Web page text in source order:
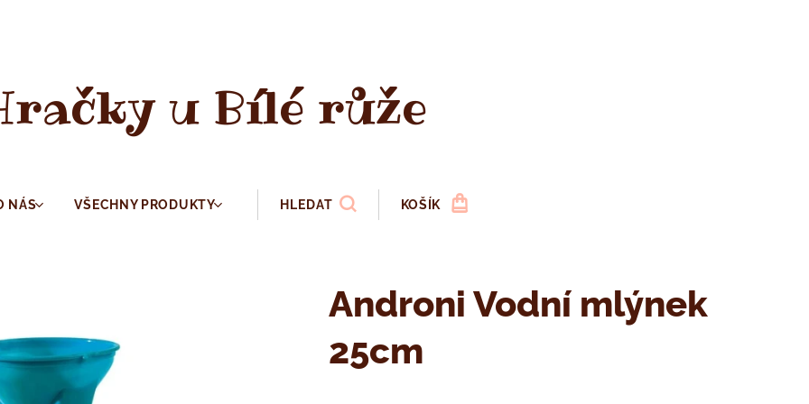
u Bílé růže
NÁS VŠECHNY PRODUKTY HLEDAT KOŠÍK
Androni Vodní mlýnek
25cm